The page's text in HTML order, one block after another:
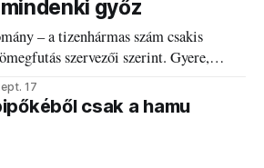
győz
– a tizenhármas szám csakis
szervezői szerint. Gyere,
28-án!
17
csak a hamu